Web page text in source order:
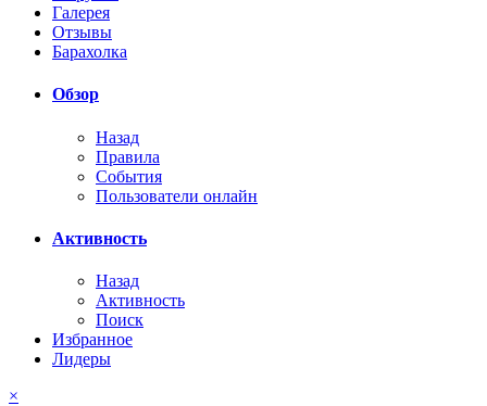
Галерея
Отзывы
Барахолка
Обзор
Назад
Правила
События
Пользователи онлайн
Активность
Назад
Активность
Поиск
Избранное
Лидеры
×